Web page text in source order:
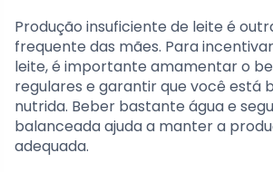
Produção insuficiente de leite é
frequente das mães. Para
leite, é importante amamentar o
regulares e garantir que você está
nutrida. Beber bastante água e
balanceada ajuda a manter a
adequada.